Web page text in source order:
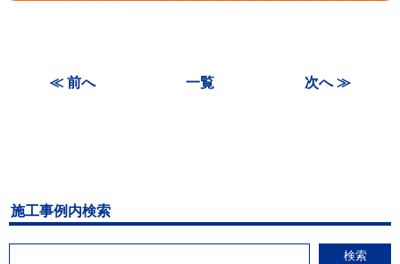
≪ 前へ 一覧 次へ ≫
施工事例内検索
検索